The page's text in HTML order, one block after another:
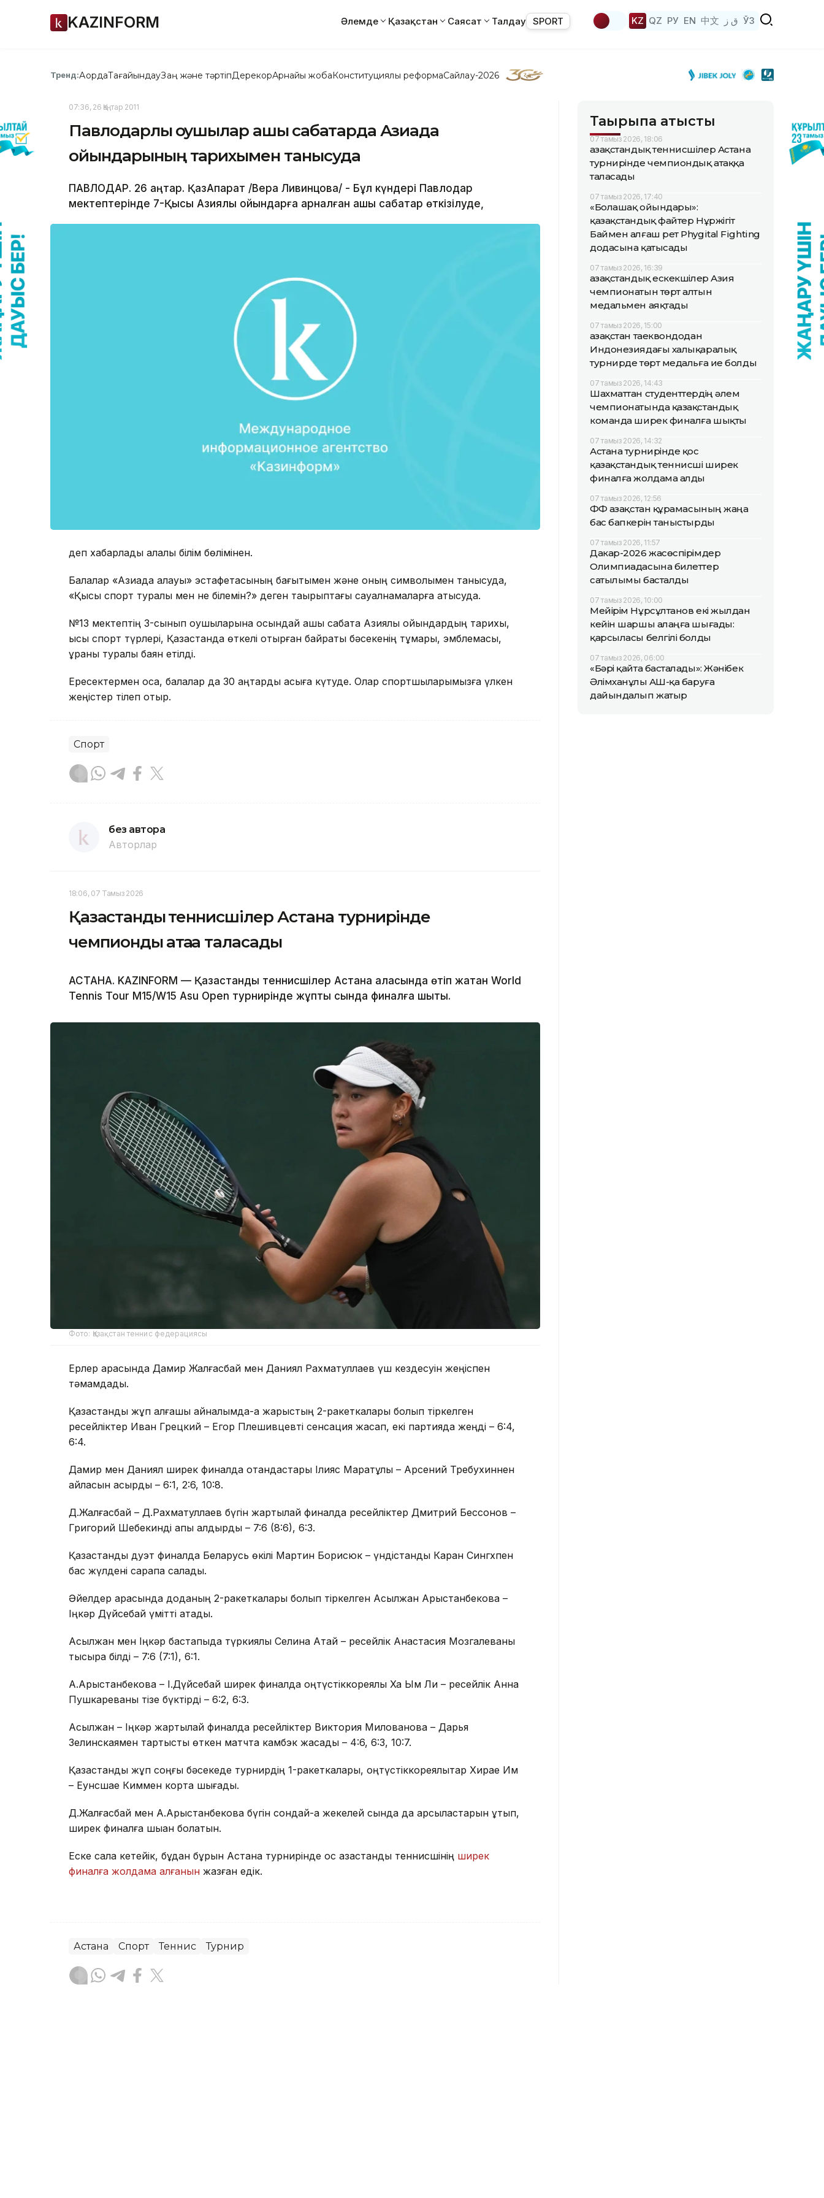
KAZINFORM Әлемде Қазақстан Саясат Талдау SPORT KZ QZ РУ EN 中文 ق ز ЎЗ
Тренд:АқордаТағайындауЗаң және тәртіпДерекқорАрнайы жобаКонституциялық реформаСайлау-2026
07:36, 26 Қаңтар 2011
Павлодарлық оқушылар ашық сабақтарда Азиада
ойындарының тарихымен танысуда
ПАВЛОДАР. 26 қаңтар. ҚазАқпарат /Вера Ливинцова/ - Бұл күндері Павлодар
мектептерінде 7-Қысқы Азиялық ойындарға арналған ашық сабақтар өткізілуде,
деп хабарлады қалалық білім бөлімінен.
Балалар «Азиада алауы» эстафетасының бағытымен және оның символымен танысуда,
«Қысқы спорт туралы мен не білемін?» деген тақырыптағы сауалнамаларға қатысуда.
№13 мектептің 3-сынып оқушыларына осындай ашық сабақта Азиялық ойындардың тарихы,
қысқы спорт түрлері, Қазақстанда өткелі отырған байрақты бәсекенің тұмары, эмблемасы,
ұраны туралы баян етілді.
Ересектермен қоса, балалар да 30 қаңтарды асыға күтуде. Олар спортшыларымызға үлкен
жеңістер тілеп отыр.
Спорт
без автора
Авторлар
18:06, 07 Тамыз 2026
Қазақстандық теннисшілер Астана турнирінде
чемпиондық атаққа таласады
АСТАНА. KAZINFORM — Қазақстандық теннисшілер Астана қаласында өтіп жатқан World
Tennis Tour M15/W15 Asu Open турнирінде жұптық сында финалға шықты.
Фото: Қазақстан теннис федерациясы
Ерлер арасында Дамир Жалғасбай мен Даниял Рахматуллаев үш кездесуін жеңіспен
тәмамдады.
Қазақстандық жұп алғашқы айналымда-ақ жарыстың 2-ракеткалары болып тіркелген
ресейліктер Иван Грецкий – Егор Плешивцевті сенсация жасап, екі партияда жеңді – 6:4,
6:4.
Дамир мен Даниял ширек финалда отандастары Ілияс Маратұлы – Арсений Требухиннен
айласын асырды – 6:1, 2:6, 10:8.
Д.Жалғасбай – Д.Рахматуллаев бүгін жартылай финалда ресейліктер Дмитрий Бессонов –
Григорий Шебекинді қапы қалдырды – 7:6 (8:6), 6:3.
Қазақстандық дуэт финалда Беларусь өкілі Мартин Борисюк – үндістандық Каран Сингхпен
бас жүлдені сарапқа салады.
Әйелдер арасында доданың 2-ракеткалары болып тіркелген Асылжан Арыстанбекова –
Іңкәр Дүйсебай үмітті ақтады.
Асылжан мен Іңкәр бастапқыда түркиялық Селина Атай – ресейлік Анастасия Мозгалеваны
тықсыра білді – 7:6 (7:1), 6:1.
А.Арыстанбекова – І.Дүйсебай ширек финалда оңтүстіккореялық Ха Ым Ли – ресейлік Анна
Пушкареваны тізе бүктірді – 6:2, 6:3.
Асылжан – Іңкәр жартылай финалда ресейліктер Виктория Милованова – Дарья
Зелинскаямен тартысты өткен матчта камбэк жасады – 4:6, 6:3, 10:7.
Қазақстандық жұп соңғы бәсекеде турнирдің 1-ракеткалары, оңтүстіккореялықтар Хирае Им
– Еунсшае Киммен кортқа шығады.
Д.Жалғасбай мен А.Арыстанбекова бүгін сондай-ақ жекелей сында да қарсыластарын ұтып,
ширек финалға шыққан болатын.
Еске сала кетейік, бұдан бұрын Астана турнирінде қос қазақстандық теннисшінің ширек
финалға жолдама алғанын жазған едік.
Астана Спорт Теннис Турнир
Тақырыпқа қатысты
07 тамыз 2026, 18:06
Қазақстандық теннисшілер Астана
турнирінде чемпиондық атаққа
таласады
07 тамыз 2026, 17:40
«Болашақ ойындары»:
қазақстандық файтер Нұржігіт
Баймен алғаш рет Phygital Fighting
додасына қатысады
07 тамыз 2026, 16:39
Қазақстандық ескекшілер Азия
чемпионатын төрт алтын
медальмен аяқтады
07 тамыз 2026, 15:00
Қазақстан таеквондодан
Индонезиядағы халықаралық
турнирде төрт медальға ие болды
07 тамыз 2026, 14:43
Шахматтан студенттердің әлем
чемпионатында қазақстандық
команда ширек финалға шықты
07 тамыз 2026, 14:32
Астана турнирінде қос
қазақстандық теннисші ширек
финалға жолдама алды
07 тамыз 2026, 12:56
ҚФФ Қазақстан құрамасының жаңа
бас бапкерін таныстырды
07 тамыз 2026, 11:57
Дакар-2026 жасөспірімдер
Олимпиадасына билеттер
сатылымы басталды
07 тамыз 2026, 10:00
Мейірім Нұрсұлтанов екі жылдан
кейін шаршы алаңға шығады:
қарсыласы белгілі болды
07 тамыз 2026, 06:00
«Бәрі қайта басталады»: Жәнібек
Әлімханұлы АҚШ-қа баруға
дайындалып жатыр